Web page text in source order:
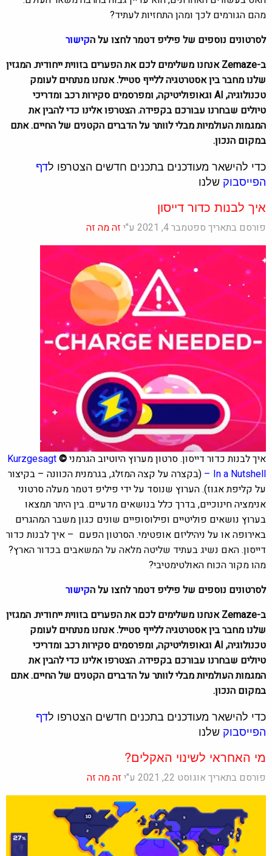
מהם הגורמים לכך ומהן התחזיות לעתיד?
לסרטונים נוספים של פיליפ דטמר לחצו על הקישור
ב-Zemaze אנחנו משלימים לכם את הפערים בזווית ייחודית. המגזין
שלנו מחבר בין אסטרטגיה ללייף סטייל. אנחנו מנתחים לעומק
טכנולוגיה, AI וגאופוליטיקה, ומפרסמים סקירות רכב ומדריכי
טיולים שבחרנו עבורכם בקפידה. הצטרפו אלינו כדי להבין את
המגמות העולמיות מבלי לוותר על הדברים הקטנים של החיים. אתם
במקום הנכון.
כדי להישאר מעודכנים בתכנים חדשים הצטרפו ל דף
הפייסבוקשלנו
איך לבנות כדור דייסון
פורסם בתאריך ספטמבר 4, 2021 ע"י זה מה זה
איך לבנות כדור דייסון.סרטון מערוץ היוטיוב הגרמני©
Kurzgesagt
– In a Nutshell (בקצרה על קצה המזלג, בגרמנית הכוונה – בקיצור
על קליפת אגוז). הערוץ שנוסד על ידי פיליפ דטמר מעלה סרטוני
אנימציה חינוכיים, בדרך כלל בנושאים מדעיים. בין היתר תמצאו
בערוץ נושאים פוליטיים ופילוסופיים שונים כגון משבר המהגרים
באירופה או על ניהיליזם אופטימי. הסרטוןהפעם– איך לבנות כדור
דייסון. האם נשיג בעתיד שליטה מלאה על המשאבים בכדור הארץ?
מהו מקור הכוח האולטימטיבי?
לסרטונים נוספים של פיליפ דטמר לחצו על הקישור
ב-Zemaze אנחנו משלימים לכם את הפערים בזווית ייחודית. המגזין
שלנו מחבר בין אסטרטגיה ללייף סטייל. אנחנו מנתחים לעומק
טכנולוגיה, AI וגאופוליטיקה, ומפרסמים סקירות רכב ומדריכי
טיולים שבחרנו עבורכם בקפידה. הצטרפו אלינו כדי להבין את
המגמות העולמיות מבלי לוותר על הדברים הקטנים של החיים. אתם
במקום הנכון.
כדי להישאר מעודכנים בתכנים חדשים הצטרפו ל דף
הפייסבוקשלנו
מי האחראי לשינוי האקלים?
פורסם בתאריך אוגוסט 22, 2021 ע"י זה מה זה